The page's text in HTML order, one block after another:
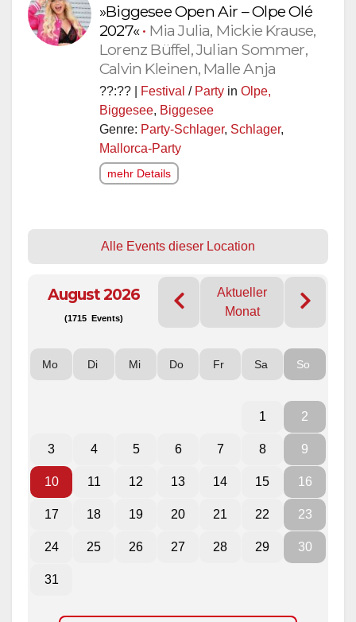
»Biggesee Open Air – Olpe Olé
2027«• Mia Julia, Mickie Krause,
Lorenz Büffel, Julian Sommer,
Calvin Kleinen, Malle Anja
??:?? | Festival / Party in Olpe,
Biggesee, Biggesee
Genre: Party-Schlager, Schlager,
Mallorca-Party
mehr Details
Alle Events dieser Location
August 2026
(1715 Events)
Aktueller
Monat
Mo Di Mi Do Fr Sa So
1 2
3 4 5 6 7 8 9
10 11 12 13 14 15 16
17 18 19 20 21 22 23
24 25 26 27 28 29 30
31